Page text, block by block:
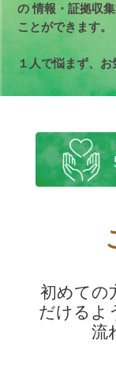
の情報・証拠収
ことができます。
１人で悩まず、お
初めての
だけるよ
流